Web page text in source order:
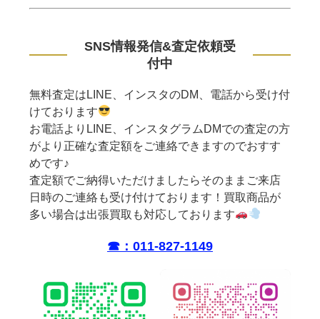
SNS情報発信&査定依頼受
付中
無料査定はLINE、インスタのDM、電話から受け付
けております
お電話よりLINE、インスタグラムDMでの査定の方
がより正確な査定額をご連絡できますのでおすす
めです♪
査定額でご納得いただけましたらそのままご来店
日時のご連絡も受け付けております！買取商品が
多い場合は出張買取も対応しております
☎︎：011-827-1149